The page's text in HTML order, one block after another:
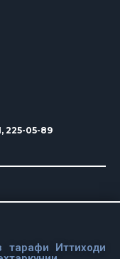
225-05-89
тарафи Иттиходи